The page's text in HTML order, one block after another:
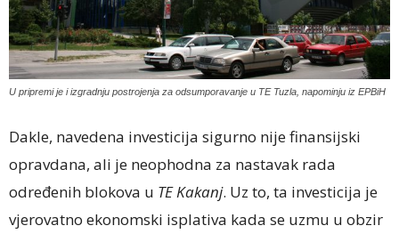
U pripremi je i izgradnju postrojenja za odsumporavanje u TE Tuzla, napominju iz EPBiH
Dakle, navedena investicija sigurno nije finansijski
opravdana, ali je neophodna za nastavak rada
određenih blokova u TE Kakanj. Uz to, ta investicija je
vjerovatno ekonomski isplativa kada se uzmu u obzir